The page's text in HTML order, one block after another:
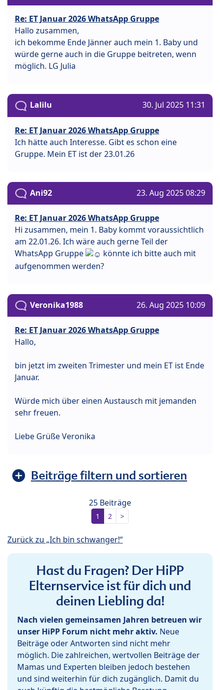
Re: ET Januar 2026 WhatsApp Gruppe
Hallo zusammen,
ich bekomme Ende Jänner auch mein 1. Baby und
würde gerne auch in die Gruppe beitreten, wenn
möglich. LG Julia
Lalilu 30. Jul 2025 11:31
Re: ET Januar 2026 WhatsApp Gruppe
Ich hätte auch Interesse. Gibt es schon eine
Gruppe. Mein ET ist der 23.01.26
Ani92 23. Aug 2025 08:29
Re: ET Januar 2026 WhatsApp Gruppe
Hi zusammen, mein 1. Baby kommt voraussichtlich
am 22.01.26. Ich wäre auch gerne Teil der
WhatsApp Gruppe
könnte ich bitte auch mit
aufgenommen werden?
Veronika1988 26. Aug 2025 10:09
Re: ET Januar 2026 WhatsApp Gruppe
Hallo,
bin jetzt im zweiten Trimester und mein ET ist Ende
Januar.
Würde mich über einen Austausch mit jemanden
sehr freuen.
Liebe Grüße Veronika
Beiträge filtern und sortieren
25 Beiträge
1 2 >
Zurück zu „Ich bin schwanger!“
Hast du Fragen? Der HiPP
Elternservice ist für dich und
deinen Liebling da!
Nach vielen gemeinsamen Jahren betreuen wir
unser HiPP Forum nicht mehr aktiv. Neue
Beiträge oder Antworten sind nicht mehr
möglich. Die zahlreichen, wertvollen Beiträge der
Mamas und Experten bleiben jedoch bestehen
und sind weiterhin für dich zugänglich. Damit du